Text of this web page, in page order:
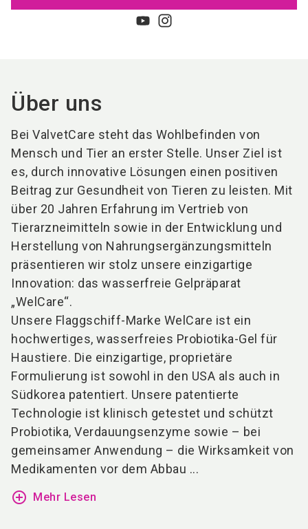
Über uns
Bei ValvetCare steht das Wohlbefinden von
Mensch und Tier an erster Stelle. Unser Ziel ist
es, durch innovative Lösungen einen positiven
Beitrag zur Gesundheit von Tieren zu leisten. Mit
über 20 Jahren Erfahrung im Vertrieb von
Tierarzneimitteln sowie in der Entwicklung und
Herstellung von Nahrungsergänzungsmitteln
präsentieren wir stolz unsere einzigartige
Innovation: das wasserfreie Gelpräparat
„WelCare“.
Unsere Flaggschiff-Marke WelCare ist ein
hochwertiges, wasserfreies Probiotika-Gel für
Haustiere. Die einzigartige, proprietäre
Formulierung ist sowohl in den USA als auch in
Südkorea patentiert. Unsere patentierte
Technologie ist klinisch getestet und schützt
Probiotika, Verdauungsenzyme sowie – bei
gemeinsamer Anwendung – die Wirksamkeit von
Medikamenten vor dem Abbau ...
add_circle_outline Mehr Lesen